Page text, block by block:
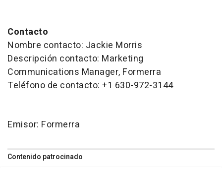
Contacto
Nombre contacto: Jackie Morris
Descripción contacto: Marketing
Communications Manager, Formerra
Teléfono de contacto: +1 630-972-3144
Emisor: Formerra
Contenido patrocinado